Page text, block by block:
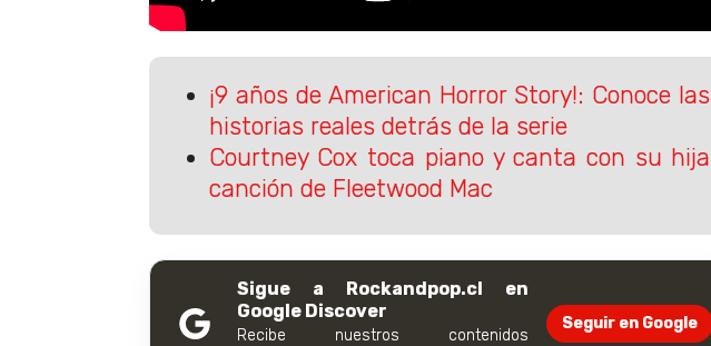
¡9 años de American Horror Story!: Conoce las
historias reales detrás de la serie
Courtney Cox toca piano y canta con su hija
canción de Fleetwood Mac
Sigue a Rockandpop.cl en
Google Discover
Recibe nuestros contenidos
Seguir en Google